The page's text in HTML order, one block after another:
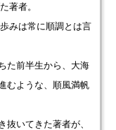
著者。
みは常に順調とは言
た前半生から、大海
むような、順風満帆
いてきた著者が、